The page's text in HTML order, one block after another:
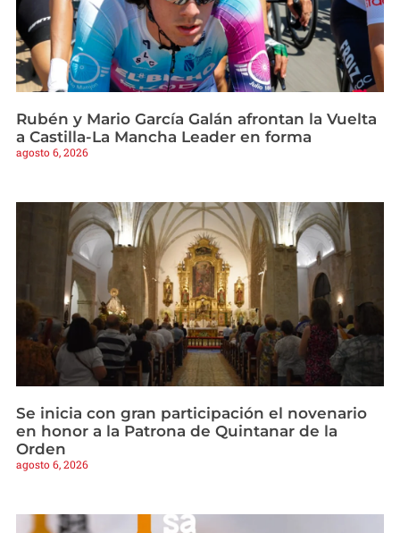
Rubén y Mario García Galán afrontan la Vuelta
a Castilla-La Mancha Leader en forma
agosto 6, 2026
Se inicia con gran participación el novenario
en honor a la Patrona de Quintanar de la
Orden
agosto 6, 2026